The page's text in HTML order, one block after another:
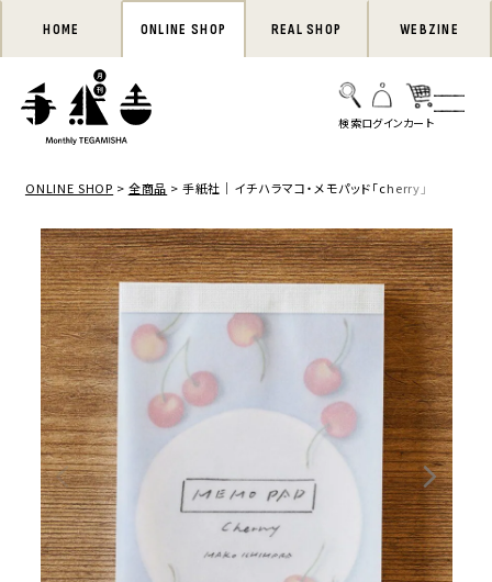
HOME ONLINE SHOP REAL SHOP WEBZINE
ONLINE SHOP 全商品 手紙社｜イチハラマコ・メモパッド「cherry」